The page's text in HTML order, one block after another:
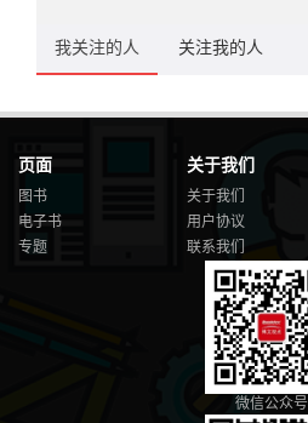
我关注的人 关注我的人
页面
图书
电子书
专题
关于我们
关于我们
用户协议
联系我们
微信公众号